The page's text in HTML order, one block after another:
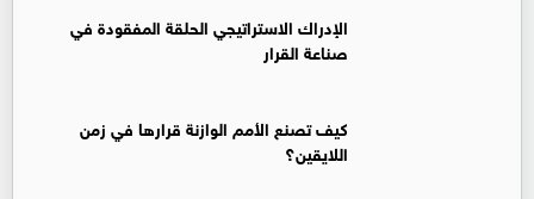
الإدراك الاستراتيجي الحلقة المفقودة في
صناعة القرار
كيف تصنع الأمم الوازنة قرارها في زمن
اللايقين؟